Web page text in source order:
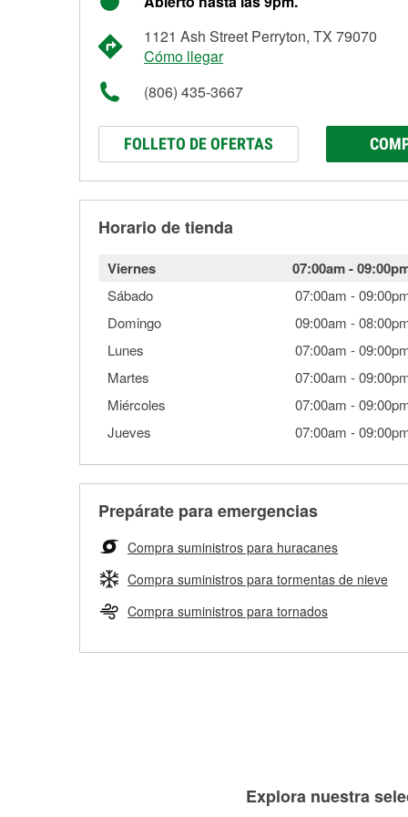
1121 Ash Street Perryton, TX 79070
Cómo llegar
(806) 435-3667
FOLLETO DE OFERTAS
Horario de tienda
Viernes 07:00am-
Sábado 07:00am -
Domingo
09:00am -
Lunes
07:00am -
Martes
07:00am -
Miércoles
07:00am -
Jueves
07:00am -
Prepárate para emergencias
Compra suministros para huracanes
Compra suministros para tormentas de nieve
Compra suministros para tornados
Explora nuestra